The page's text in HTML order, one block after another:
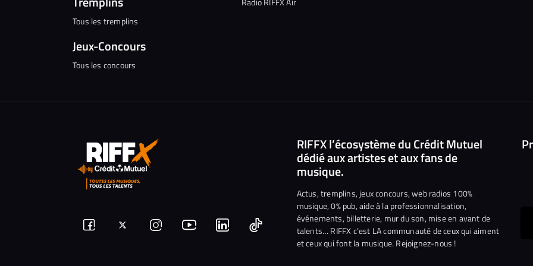
Tous les tremplins
Jeux-Concours
Tous les concours
Suivez-Suivez-Nous
NousNous Nous
RIFFX l’écosystème du Crédit Mutuel
dédié aux artistes et aux fans de
musique.
Actus, tremplins, jeux concours, web radios 100%
musique, 0% pub, aide à la professionnalisation,
événements, billetterie, mur du son, mise en avant de
talents… RIFFX c’est LA communauté de ceux qui aiment
et ceux qui font la musique. Rejoignez-nous !